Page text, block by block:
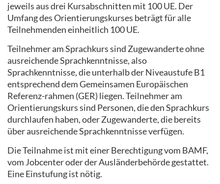
jeweils aus drei Kursabschnitten mit 100 UE. Der
Umfang des Orientierungskurses beträgt für alle
Teilnehmenden einheitlich 100 UE.
Teilnehmer am Sprachkurs sind Zugewanderte ohne
ausreichende Sprachkenntnisse, also
Sprachkenntnisse, die unterhalb der Niveaustufe B1
entsprechend dem Gemeinsamen Europäischen
Referenz-rahmen (GER) liegen. Teilnehmer am
Orientierungskurs sind Personen, die den Sprachkurs
durchlaufen haben, oder Zugewanderte, die bereits
über ausreichende Sprachkenntnisse verfügen.
Die Teilnahme ist mit einer Berechtigung vom BAMF,
vom Jobcenter oder der Ausländerbehörde gestattet.
Eine Einstufung ist nötig.